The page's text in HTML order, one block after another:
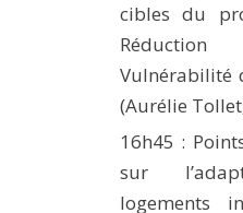
cibles du
Vulnérabilité
(Aurélie
16h45 :
sur
logements